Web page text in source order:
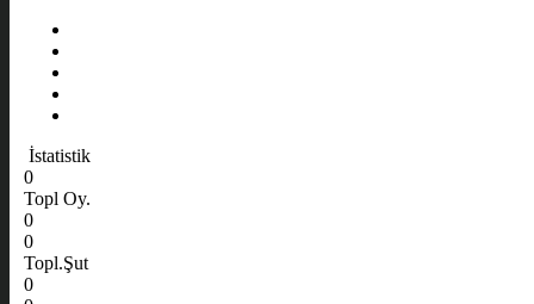
İstatistik
0
Topl Oy.
0
0
Topl.Şut
0